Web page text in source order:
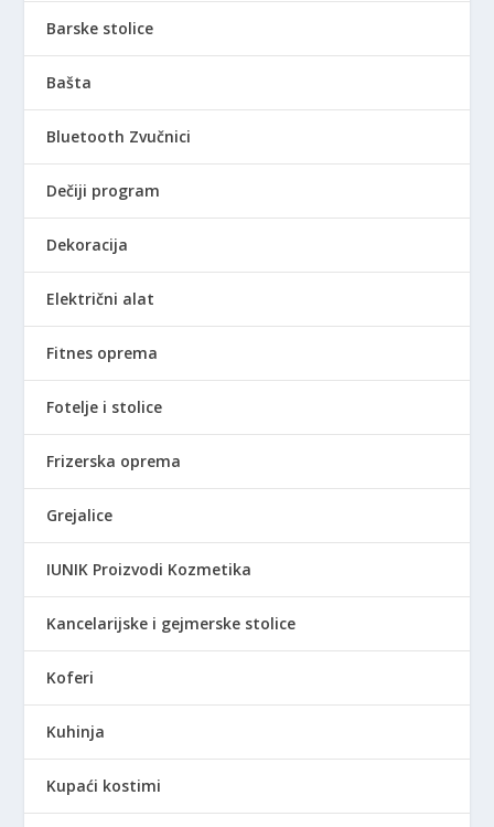
Barske stolice
Bašta
Bluetooth Zvučnici
Dečiji program
Dekoracija
Električni alat
Fitnes oprema
Fotelje i stolice
Frizerska oprema
Grejalice
IUNIK Proizvodi Kozmetika
Kancelarijske i gejmerske stolice
Koferi
Kuhinja
Kupaći kostimi